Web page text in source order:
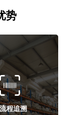
势
程追溯